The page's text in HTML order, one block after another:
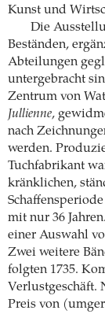
Kunst und
Die
Beständen,
Abteilungen
untergebracht
Zentrum von
Jullienne,
nach
werden.
Tuchfabrikant
kränklichen,
mit nur 36
einer Auswahl
Zwei weitere
folgten 1735.
Verlustgeschäft.
Preis von